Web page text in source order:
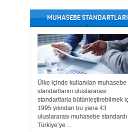
MUHASEBE STANDARTLARI
Ülke içinde kullanılan muhasebe
standartlarını uluslararası
standartlarla bütünleştirebilmek
1995 yılından bu yana 43
uluslararası muhasebe standardı
Türkiye’ye ...